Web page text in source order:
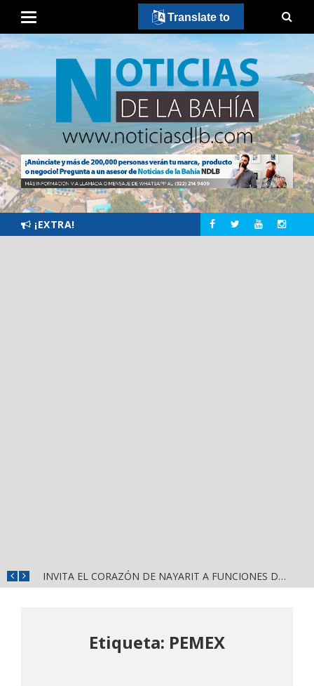
¡EXTRA!
JUAN CARLOS CASTRO ALMAGUER FAVORITO PARA REPRESENTAR A MORENA EN PUERTO VALLARTA
Etiqueta: PEMEX
Translate to